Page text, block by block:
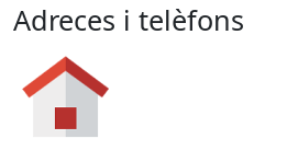
Adreces i telèfons